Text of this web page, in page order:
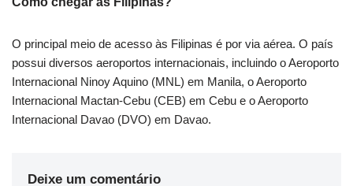
O principal meio de acesso às Filipinas é por via aérea. O país
possui diversos aeroportos internacionais, incluindo o Aeroporto
Internacional Ninoy Aquino (MNL) em Manila, o Aeroporto
Internacional Mactan-Cebu (CEB) em Cebu e o Aeroporto
Internacional Davao (DVO) em Davao.
Deixe um comentário